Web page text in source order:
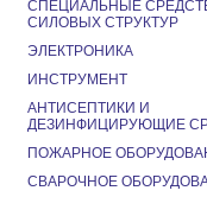
СПЕЦИАЛЬНЫЕ
СИЛОВЫХ СТРУКТУР
ЭЛЕКТРОНИКА
ИНСТРУМЕНТ
АНТИСЕПТИКИ И
ДЕЗИНФИЦИРУЮЩИЕ
ПОЖАРНОЕ
СВАРОЧНОЕ